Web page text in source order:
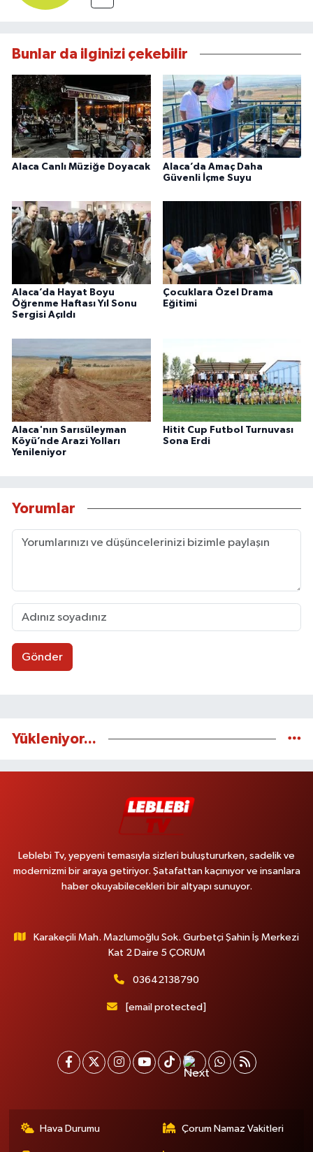
Bunlar da ilginizi çekebilir
Alaca Canlı Müziğe Doyacak
Alaca’da Amaç Daha
Güvenli İçme Suyu
Alaca’da Hayat Boyu
Öğrenme Haftası Yıl Sonu
Sergisi Açıldı
Çocuklara Özel Drama
Eğitimi
Alaca'nın Sarısüleyman
Köyü’nde Arazi Yolları
Yenileniyor
Hitit Cup Futbol Turnuvası
Sona Erdi
Yorumlar
Gönder
Yükleniyor...
Leblebi Tv, yepyeni temasıyla sizleri buluştururken, sadelik ve
modernizmi bir araya getiriyor. Şatafattan kaçınıyor ve insanlara
haber okuyabilecekleri bir altyapı sunuyor.
Karakeçili Mah. Mazlumoğlu Sok. Gurbetçi Şahin İş Merkezi
Kat 2 Daire 5 ÇORUM
03642138790
[email protected]
Hava Durumu Çorum Namaz Vakitleri